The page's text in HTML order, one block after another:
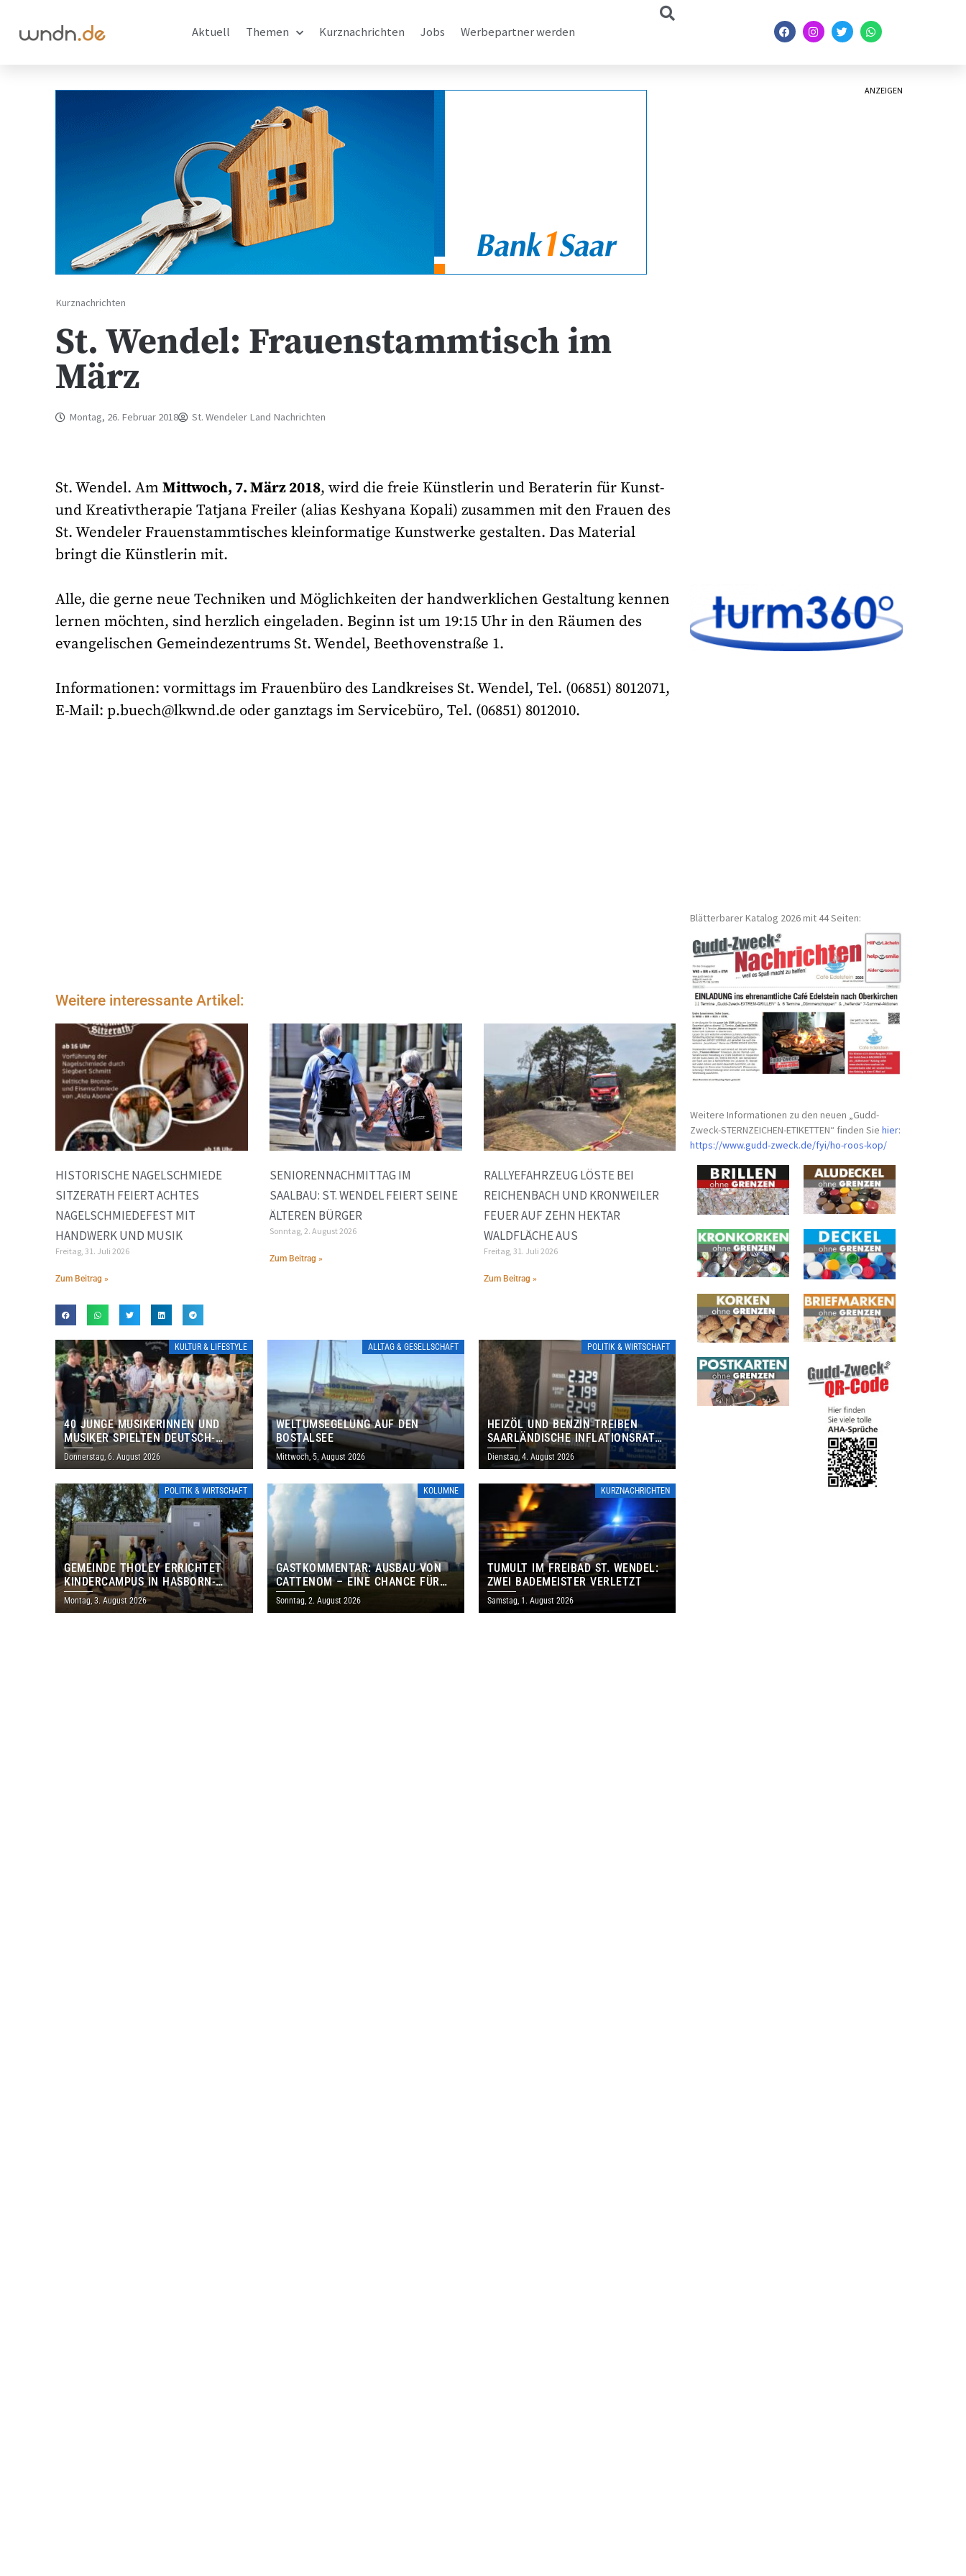
Aktuell Themen Kurznachrichten Jobs Werbepartner werden
Kurznachrichten
St. Wendel: Frauenstammtisch im
März
Montag, 26. Februar 2018 St. Wendeler Land Nachrichten
St. Wendel. AmMittwoch, 7. März 2018, wird die freie Künstlerin und Beraterin für Kunst-
und Kreativtherapie Tatjana Freiler (alias Keshyana Kopali) zusammen mit den Frauen des
St. Wendeler Frauenstammtisches kleinformatige Kunstwerke gestalten. Das Material
bringt die Künstlerin mit.
Alle, die gerne neue Techniken und Möglichkeiten der handwerklichen Gestaltung kennen
lernen möchten, sind herzlich eingeladen. Beginn ist um 19:15 Uhr in den Räumen des
evangelischen Gemeindezentrums St. Wendel, Beethovenstraße 1.
Informationen: vormittags im Frauenbüro des Landkreises St. Wendel, Tel. (06851) 8012071,
E-Mail: p.buech@lkwnd.de oder ganztags im Servicebüro, Tel. (06851) 8012010.
Weitere interessante Artikel:
HISTORISCHE NAGELSCHMIEDE
SITZERATH FEIERT ACHTES
NAGELSCHMIEDEFEST MIT
HANDWERK UND MUSIK
Freitag, 31. Juli 2026
Zum Beitrag »
SENIORENNACHMITTAG IM
SAALBAU: ST. WENDEL FEIERT SEINE
ÄLTEREN BÜRGER
Sonntag, 2. August 2026
Zum Beitrag »
RALLYEFAHRZEUG LÖSTE BEI
REICHENBACH UND KRONWEILER
FEUER AUF ZEHN HEKTAR
WALDFLÄCHE AUS
Freitag, 31. Juli 2026
Zum Beitrag »
KULTUR & LIFESTYLE
40 JUNGE MUSIKERINNEN UND
MUSIKER SPIELTEN DEUTSCH-
BRASILIANISCHES PROGRAMM IN
THOLEY
Donnerstag, 6. August 2026
ALLTAG & GESELLSCHAFT
WELTUMSEGELUNG AUF DEN
BOSTALSEE
Mittwoch, 5. August 2026
POLITIK & WIRTSCHAFT
HEIZÖL UND BENZIN TREIBEN
SAARLÄNDISCHE INFLATIONSRATE
IM JULI AUF 3,2 PROZENT
Dienstag, 4. August 2026
POLITIK & WIRTSCHAFT
GEMEINDE THOLEY ERRICHTET
KINDERCAMPUS IN HASBORN-
DAUTWEILER FÜR RUND 8,5 BIS 9
MILLIONEN EURO
Montag, 3. August 2026
KOLUMNE
GASTKOMMENTAR: AUSBAU VON
CATTENOM – EINE CHANCE FÜR
LOTHRINGEN UND DAS SAARLAND
Sonntag, 2. August 2026
KURZNACHRICHTEN
TUMULT IM FREIBAD ST. WENDEL:
ZWEI BADEMEISTER VERLETZT
Samstag, 1. August 2026
ANZEIGEN
Blätterbarer Katalog 2026 mit 44 Seiten:
Weitere Informationen zu den neuen „Gudd-
Zweck-STERNZEICHEN-ETIKETTEN“ finden Siehier:
https://www.gudd-zweck.de/fyi/ho-roos-kop/